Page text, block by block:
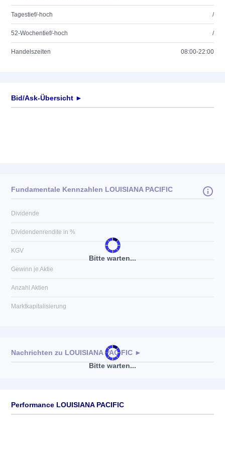
Tagestief/-hoch /
52-Wochentief/-hoch /
Handelszeiten 08:00-22:00
Bid/Ask-Übersicht ►
Bitte warten...
Fundamentale Kennzahlen LOUISIANA PACIFIC
Dividende
Dividendenrendite in %
KGV
Gewinn je Aktie
Anzahl Aktien
Marktkapitalisierung
Bitte warten...
Nachrichten zu LOUISIANA PACIFIC ►
Performance LOUISIANA PACIFIC